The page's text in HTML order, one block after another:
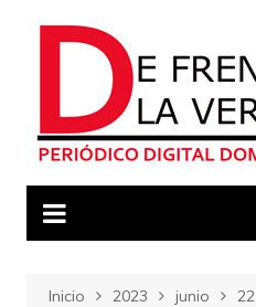
Inicio 2023 junio
22